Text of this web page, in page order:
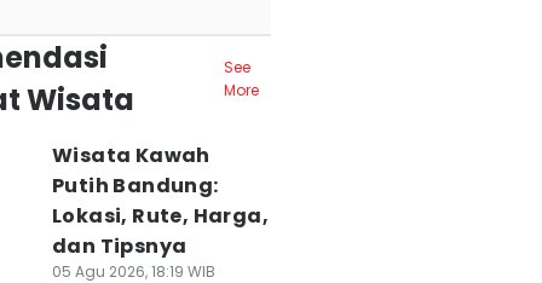
Wisata
See
More
Wisata Kawah
Putih Bandung:
Lokasi, Rute, Harga,
dan Tipsnya
05 Agu 2026, 18:19 WIB